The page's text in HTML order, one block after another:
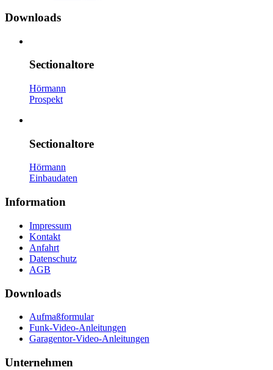
Downloads
Sectionaltore
Hörmann
Prospekt
Sectionaltore
Hörmann
Einbaudaten
Information
Impressum
Kontakt
Anfahrt
Datenschutz
AGB
Downloads
Aufmaßformular
Funk-Video-Anleitungen
Garagentor-Video-Anleitungen
Unternehmen